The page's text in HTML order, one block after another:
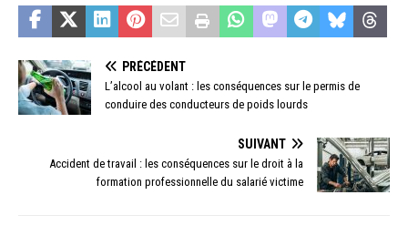
PRÉCÉDENT
L’alcool au volant : les conséquences sur le permis de
conduire des conducteurs de poids lourds
SUIVANT
Accident de travail : les conséquences sur le droit à la
formation professionnelle du salarié victime